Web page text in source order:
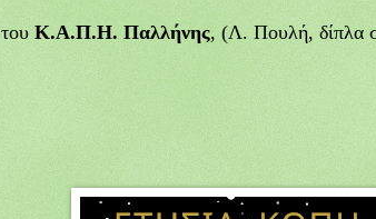
του Κ.Α.Π.Η. Παλλήνης, (Λ. Πουλή, δίπλα